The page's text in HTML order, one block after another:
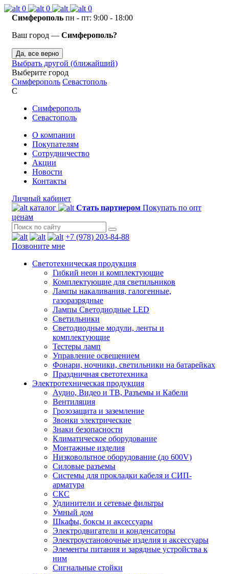
0 0
0
Симферополь пн - пт: 9:00 - 18:00
Ваш город — Симферополь?
Да, все верно
Выбрать другой (ближайший)
Выберите город
Симферополь Севастополь
С
Симферополь
Севастополь
О компании
Покупателям
Сотрудничество
Акции
Новости
Контакты
Личный кабинет
каталог
Стать партнером Покупать по опт
ценам
+7 (978) 203-84-88
Позвоните мне
Светотехническая продукция
Гибкий неон и комплектующие
Комплектующие для светильников
Лампы накаливания, галогенные,
газоразрядные
Лампы Светодиодные LED
Светильники
Светодиодные модули, ленты и
комплектующие
Тестеры ламп
Управление освещением
Фонари, ночники, светильники на батарейках
Праздничная светотехника
Электротехническая продукция
Аудио, Видео и ТВ, Разъемы и Кабели
Вентиляция
Грозозащита и заземление
Звонки электрические
Знаки безопасности
Климатическое оборудование
Монтажные изделия
Низковольтное оборудование (до 600V)
Силовые разъемы
Системы для прокладки кабеля и СИП-
арматура
СКС
Удлинители и сетевые фильтры
Умный дом
Шкафы, боксы и аксессуары
Электродвигатели и конденсаторы
Электроустановочные изделия и аксессуары
Элементы питания и зарядные устройства к
ним
Сигнальные стойки